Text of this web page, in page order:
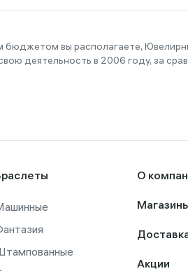
бюджетом вы располагаете,
деятельность в 2006 году, за
О
Акции